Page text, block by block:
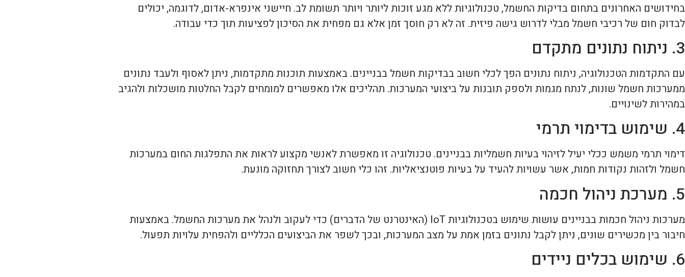
בחידושים האחרונים בתחום בדיקות החשמל, טכנולוגיות ללא מגע זוכות ליותר ויותר תשומת לב. חיישני אינפרא-אדום, לדוגמה, יכולים
לבדוק חום של רכיבי חשמל מבלי לדרוש גישה פיזית. זה לא רק חוסך זמן אלא גם מפחית את הסיכון לפציעות תוך כדי עבודה.
3. ניתוח נתונים מתקדם
עם התקדמות הטכנולוגיה, ניתוח נתונים הפך לכלי חשוב בבדיקות חשמל בבניינים. באמצעות תוכנות מתקדמות, ניתן לאסוף ולעבד נתונים
ממערכות חשמל שונות, לנתח מגמות ולספק תובנות על ביצועי המערכות. תהליכים אלו מאפשרים למומחים לקבל החלטות מושכלות ולהגיב
במהירות לשינויים.
4. שימוש בדימוי תרמי
דימוי תרמי משמש ככלי יעיל לזיהוי בעיות חשמליות בבניינים. טכנולוגיה זו מאפשרת לאנשי מקצוע לראות את התפלגות החום במערכות
חשמל ולזהות נקודות חמות, אשר עשויות להעיד על בעיות פוטנציאליות. זהו כלי חשוב לצורך תחזוקה מונעת.
5. מערכת ניהול חכמה
מערכות ניהול חכמות בבניינים עושות שימוש בטכנולוגיות IoT (האינטרנט של הדברים) כדי לעקוב ולנהל את מערכות החשמל. באמצעות
חיבור בין מכשירים שונים, ניתן לקבל נתונים בזמן אמת על מצב המערכות, ובכך לשפר את הביצועים הכלליים ולהפחית עלויות תפעול.
6. שימוש בכלים ניידים